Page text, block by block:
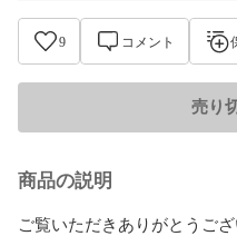
9 コメント
売り
商品の説明
ご覧いただきありがとうご